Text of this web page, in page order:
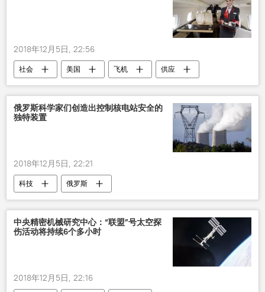
2018年12月5日, 22:56
社会 美国 飞机
供应
食品
俄罗斯科学家们创造出控制核电站安全的
独特装置
2018年12月5日, 22:21
科技 俄罗斯
中央精密机械研究中心：“联盟”号太空探
伤活动将持续6个多小时
2018年12月5日, 22:16